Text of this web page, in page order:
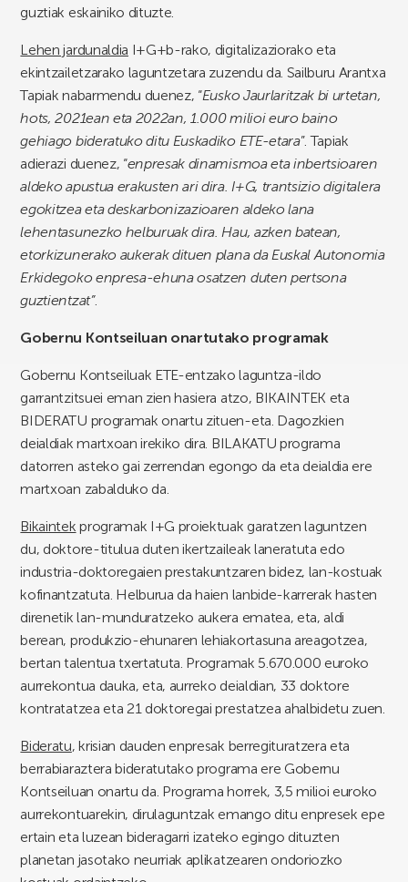
guztiak eskainiko dituzte.
Lehen jardunaldia I+G+b-rako, digitalizaziorako eta
ekintzailetzarako laguntzetara zuzendu da. Sailburu Arantxa
Tapiak nabarmendu duenez, “Eusko Jaurlaritzak bi urtetan,
hots, 2021ean eta 2022an, 1.000 milioi euro baino
gehiago bideratuko ditu Euskadiko ETE-etara”. Tapiak
adierazi duenez, “enpresak dinamismoa eta inbertsioaren
aldeko apustua erakusten ari dira. I+G, trantsizio digitalera
egokitzea eta deskarbonizazioaren aldeko lana
lehentasunezko helburuak dira. Hau, azken batean,
etorkizunerako aukerak dituen plana da Euskal Autonomia
Erkidegoko enpresa-ehuna osatzen duten pertsona
guztientzat”.
Gobernu Kontseiluan onartutako programak
Gobernu Kontseiluak ETE-entzako laguntza-ildo
garrantzitsuei eman zien hasiera atzo, BIKAINTEK eta
BIDERATU programak onartu zituen-eta. Dagozkien
deialdiak martxoan irekiko dira. BILAKATU programa
datorren asteko gai zerrendan egongo da eta deialdia ere
martxoan zabalduko da.
Bikaintek programak I+G proiektuak garatzen laguntzen
du, doktore-titulua duten ikertzaileak laneratuta edo
industria-doktoregaien prestakuntzaren bidez, lan-kostuak
kofinantzatuta. Helburua da haien lanbide-karrerak hasten
direnetik lan-munduratzeko aukera ematea, eta, aldi
berean, produkzio-ehunaren lehiakortasuna areagotzea,
bertan talentua txertatuta. Programak 5.670.000 euroko
aurrekontua dauka, eta, aurreko deialdian, 33 doktore
kontratatzea eta 21 doktoregai prestatzea ahalbidetu zuen.
Bideratu, krisian dauden enpresak berregituratzera eta
berrabiaraztera bideratutako programa ere Gobernu
Kontseiluan onartu da. Programa horrek, 3,5 milioi euroko
aurrekontuarekin, dirulaguntzak emango ditu enpresek epe
ertain eta luzean bideragarri izateko egingo dituzten
planetan jasotako neurriak aplikatzearen ondoriozko